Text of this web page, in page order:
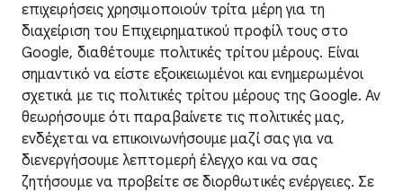
επιχειρήσεις χρησιμοποιούν τρίτα μέρη για τη
διαχείριση του Επιχειρηματικού προφίλ τους στο
Google, διαθέτουμε πολιτικές τρίτου μέρους. Είναι
σημαντικό να είστε εξοικειωμένοι και ενημερωμένοι
σχετικά με τις πολιτικές τρίτου μέρους της Google. Αν
θεωρήσουμε ότι παραβαίνετε τις πολιτικές μας,
ενδέχεται να επικοινωνήσουμε μαζί σας για να
διενεργήσουμε λεπτομερή έλεγχο και να σας
ζητήσουμε να προβείτε σε διορθωτικές ενέργειες. Σε